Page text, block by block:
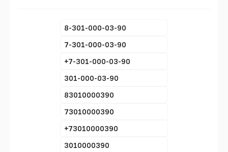
8-301-000-03-90
7-301-000-03-90
+7-301-000-03-90
301-000-03-90
83010000390
73010000390
+73010000390
3010000390